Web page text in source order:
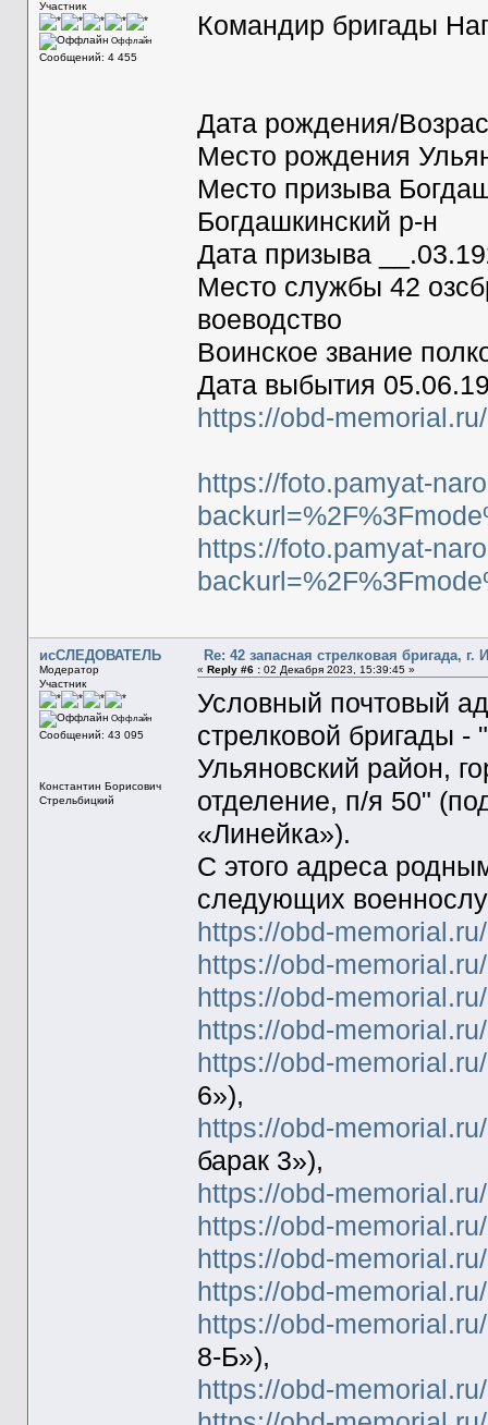
Участник
Оффлайн
Сообщений: 4 455
Командир бригады
Дата рождения/
Место рождения
Место призыва
Богдашкинский р-н
Дата призыва
Место службы 42
воеводство
Воинское звание
Дата выбытия
https://obd-
https://foto.pamyat-
https://foto.pamyat-
исСЛЕДОВАТЕЛЬ
Модератор
Участник
Оффлайн
Сообщений: 43 095
Константин Борисович
Стрельбицкий
Re: 42 запасная стрелковая бригада, г.
« Reply #6 :02 Декабря 2023, 15:39:45 »
Условный почтовый
стрелковой бригады
Ульяновский район,
отделение, п/я 50"
«Линейка»).
С этого адреса
следующих
https://obd-
https://obd-
https://obd-
https://obd-
https://obd-
6»),
https://obd-
барак 3»),
https://obd-
https://obd-
https://obd-
https://obd-
https://obd-
8-Б»),
https://obd-